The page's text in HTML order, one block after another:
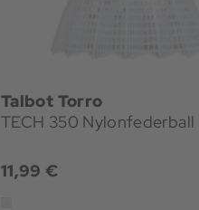
Talbot Torro
TECH 350 Nylonfederball
11,99 €